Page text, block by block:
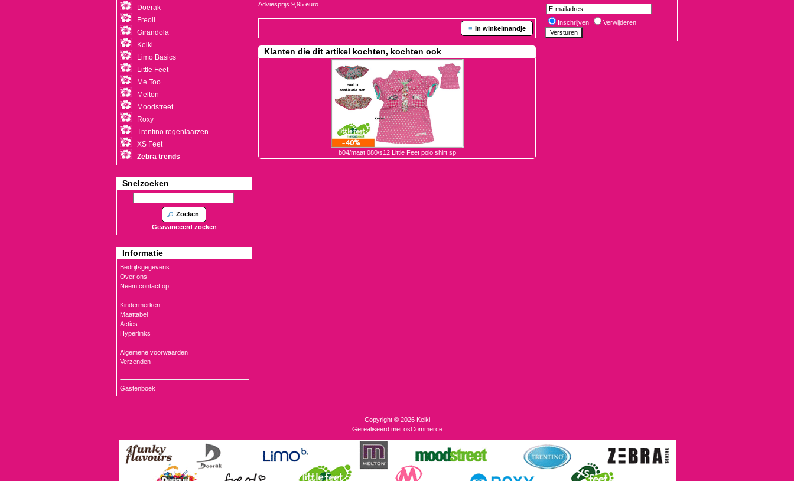
Adviesprijs 9,95 euro
In winkelmandje
Klanten die dit artikel kochten, kochten ook
b04/maat 080/s12 Little Feet polo shirt sp
Doerak
Freoli
Girandola
Keiki
Limo Basics
Little Feet
Me Too
Melton
Moodstreet
Roxy
Trentino regenlaarzen
XS Feet
Zebra trends
Snelzoeken
Zoeken
Geavanceerd zoeken
Informatie
Bedrijfsgegevens
Over ons
Neem contact op
Kindermerken
Maattabel
Acties
Hyperlinks
Algemene voorwaarden
Verzenden
Gastenboek
Inschrijven Verwijderen
Copyright © 2026 Keiki
Gerealiseerd met osCommerce